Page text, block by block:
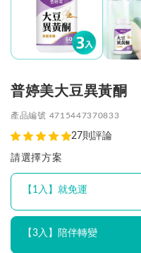
普婷美大豆異黃酮
產品編號 4715447370833
27則評論
請選擇方案
【1入】就免運
【3入】陪伴轉變